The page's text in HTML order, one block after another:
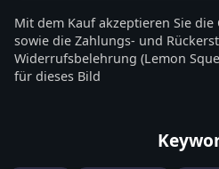
Mit dem Kauf akzeptieren Sie die
sowie die Zahlungs- und
Widerrufsbelehrung (Lemon
für dieses Bild